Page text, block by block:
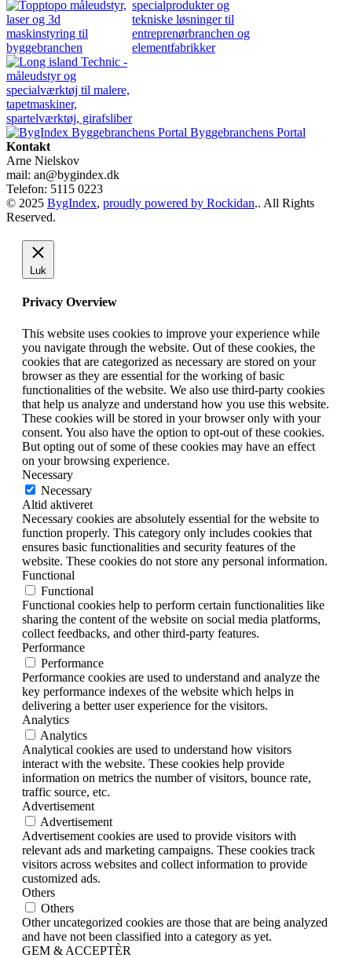
Byggebranchens Portal
Kontakt
Arne Nielskov
mail: an@bygindex.dk
Telefon: 5115 0223
© 2025 BygIndex, proudly powered by Rockidan.. All Rights
Reserved.
Luk
Privacy Overview
This website uses cookies to improve your experience while
you navigate through the website. Out of these cookies, the
cookies that are categorized as necessary are stored on your
browser as they are essential for the working of basic
functionalities of the website. We also use third-party cookies
that help us analyze and understand how you use this website.
These cookies will be stored in your browser only with your
consent. You also have the option to opt-out of these cookies.
But opting out of some of these cookies may have an effect
on your browsing experience.
Necessary
Necessary
Altid aktiveret
Necessary cookies are absolutely essential for the website to
function properly. This category only includes cookies that
ensures basic functionalities and security features of the
website. These cookies do not store any personal information.
Functional
Functional
Functional cookies help to perform certain functionalities like
sharing the content of the website on social media platforms,
collect feedbacks, and other third-party features.
Performance
Performance
Performance cookies are used to understand and analyze the
key performance indexes of the website which helps in
delivering a better user experience for the visitors.
Analytics
Analytics
Analytical cookies are used to understand how visitors
interact with the website. These cookies help provide
information on metrics the number of visitors, bounce rate,
traffic source, etc.
Advertisement
Advertisement
Advertisement cookies are used to provide visitors with
relevant ads and marketing campaigns. These cookies track
visitors across websites and collect information to provide
customized ads.
Others
Others
Other uncategorized cookies are those that are being analyzed
and have not been classified into a category as yet.
GEM & ACCEPTÈR